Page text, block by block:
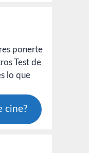
ponerte
Test de
lo que
cine?